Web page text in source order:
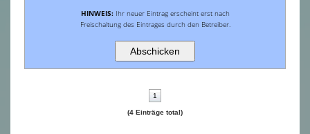
HINWEIS:Ihr neuer Eintrag erscheint erst nach
Freischaltung des Eintrages durch den Betreiber.
1
(4 Einträge total)